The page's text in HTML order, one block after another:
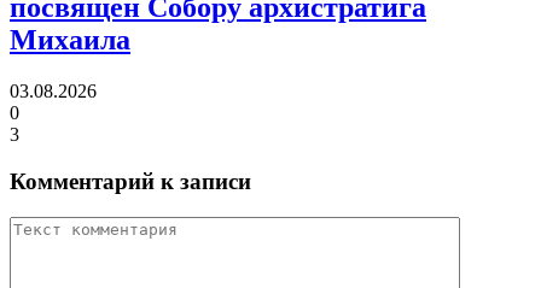
посвящен Собору архистратига
Михаила
03.08.2026
0
3
Комментарий к записи